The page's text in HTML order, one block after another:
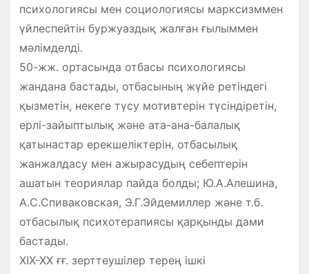
психологиясы мен социологиясы марксизммен
үйлеспейтін буржуаздық жалған ғылыммен
мәлімделді.
50-жж. ортасында отбасы психологиясы
жандана бастады, отбасының жүйе ретіндегі
қызметін, некеге түсу мотивтерін түсіндіретін,
ерлі-зайыптылық және ата-ана-балалық
қатынастар ерекшеліктерін, отбасылық
жанжалдасу мен ажырасудың себептерін
ашатын теориялар пайда болды; Ю.А.Алешина,
А.С.Спиваковская, Э.Г.Эйдемиллер және т.б.
отбасылық психотерапиясы қарқынды дами
бастады.
ХІХ-ХХ ғғ. зерттеушілер терең ішкі